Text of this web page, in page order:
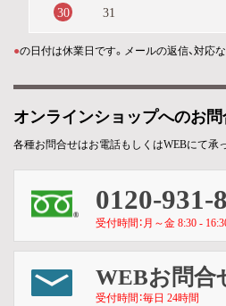
30
31
●の日付は休業日です。メールの返信、対応
オンラインショップへのお
各種お問合せはお電話もしくはWEBにて承
0120-931-
受付時間：月～金 8:30 -
WEBお問合
受付時間：毎日 24時間